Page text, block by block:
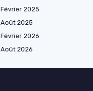
Février 2025
Août 2025
Février 2026
Août 2026